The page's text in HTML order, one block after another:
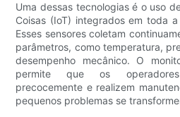
Uma dessas tecnologias é o uso
Coisas (IoT) integrados em toda
Esses sensores coletam
parâmetros, como temperatura,
desempenho mecânico. O
permite que os
precocemente e realizem
pequenos problemas se